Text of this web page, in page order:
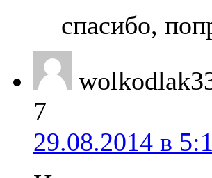
спасибо,
7
29.08.2014 в